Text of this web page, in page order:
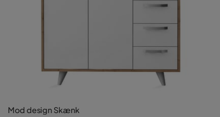
Mod design Skænk